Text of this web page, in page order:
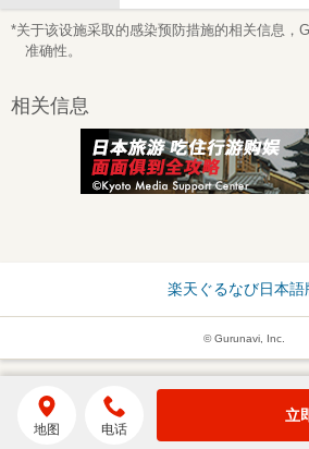
*关于该设施采取的感染预防措施的相关信息，
准确性。
相关信息
楽天ぐるなび日本語
© Gurunavi, Inc.
地图 电话
立